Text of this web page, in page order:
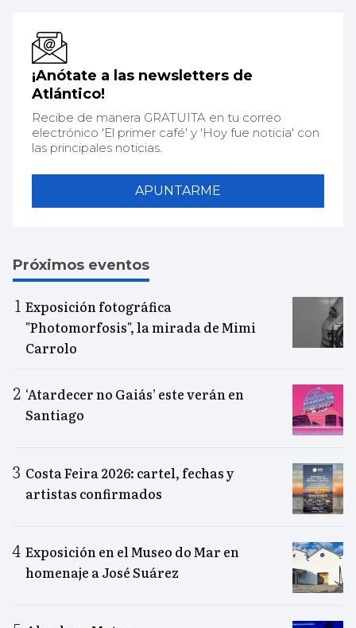
¡Anótate a las newsletters de
Atlántico!
Recibe de manera GRATUITA en tu correo
electrónico 'El primer café' y 'Hoy fue noticia' con
las principales noticias.
APUNTARME
Próximos eventos
Exposición fotográfica
"Photomorfosis", la mirada de Mimi
Carrolo
‘Atardecer no Gaiás’ este verán en
Santiago
Costa Feira 2026: cartel, fechas y
artistas confirmados
Exposición en el Museo do Mar en
homenaje a José Suárez